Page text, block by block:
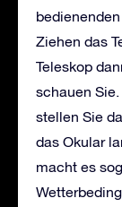
Ziehen das
Teleskop
schauen
stellen Sie
das Okular
macht es